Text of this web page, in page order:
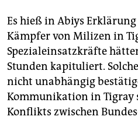
Es hieß in Abiys Erklärung
Kämpfer von Milizen in
Spezialeinsatzkräfte
Stunden kapituliert.
nicht unabhängig
Kommunikation in Tigray
Konflikts zwischen